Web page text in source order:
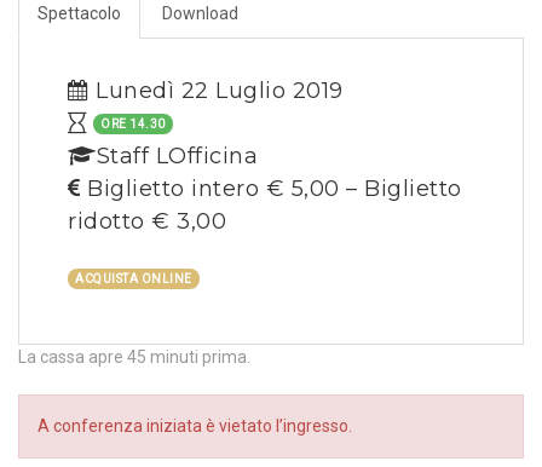
Spettacolo Download
Lunedì 22 Luglio 2019
ORE 14.30
Staff LOfficina
Biglietto intero € 5,00 – Biglietto
ridotto € 3,00
ACQUISTA ONLINE
La cassa apre 45 minuti prima.
A conferenza iniziata è vietato l’ingresso.